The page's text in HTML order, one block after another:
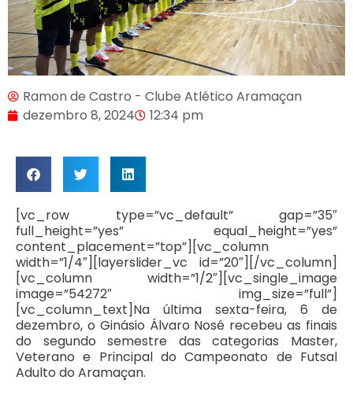
Ramon de Castro - Clube Atlético Aramaçan
dezembro 8, 2024
12:34 pm
[vc_row type=”vc_default” gap=”35″
full_height=”yes” equal_height=”yes”
content_placement=”top”][vc_column
width=”1/4″][layerslider_vc id=”20″][/vc_column]
[vc_column width=”1/2″][vc_single_image
image=”54272″ img_size=”full”]
[vc_column_text]Na última sexta-feira, 6 de
dezembro, o Ginásio Álvaro Nosé recebeu as finais
do segundo semestre das categorias Master,
Veterano e Principal do Campeonato de Futsal
Adulto do Aramaçan.